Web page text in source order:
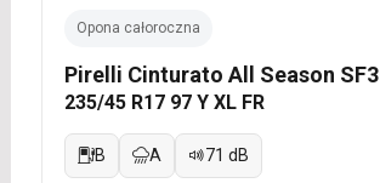
Opona całoroczna
Pirelli Cinturato All Season SF3
235/45 R17 97 Y XL FR
B A 71 dB